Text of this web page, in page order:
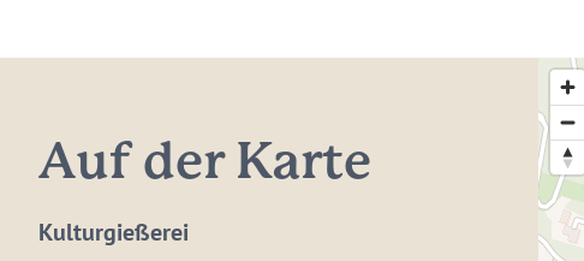
Auf der Karte
Kulturgießerei